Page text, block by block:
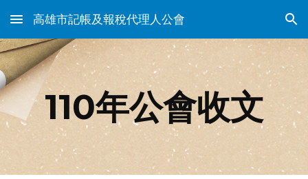
Skip to main content Skip to navigation
高雄市記帳及報稅代理人公會
110年公會收文